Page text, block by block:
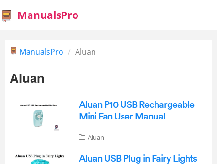
ManualsPro
ManualsPro Aluan
Aluan
Aluan P10 USB Rechargeable
Mini Fan User Manual
Aluan
Aluan USB Plug in Fairy Lights